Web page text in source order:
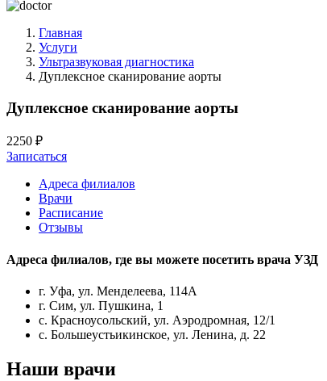
Главная
Услуги
Ультразвуковая диагностика
Дуплексное сканирование аорты
Дуплексное сканирование аорты
2250 ₽
Записаться
Адреса филиалов
Врачи
Расписание
Отзывы
Адреса филиалов, где вы можете посетить врача УЗД
г. Уфа, ул. Менделеева, 114А
г. Сим, ул. Пушкина, 1
с. Красноусольский, ул. Аэродромная, 12/1
с. Большеустьикинское, ул. Ленина, д. 22
Наши врачи